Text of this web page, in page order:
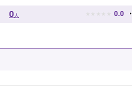
0 人 ★ ★ ★ ★ ★ 0.0